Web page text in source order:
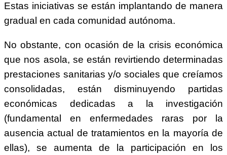
Estas iniciativas se están implantando de manera
gradual en cada comunidad autónoma.
No obstante, con ocasión de la crisis económica
que nos asola, se están revirtiendo determinadas
prestaciones sanitarias y/o sociales que creíamos
consolidadas, están disminuyendo partidas
económicas dedicadas a la investigación
(fundamental en enfermedades raras por la
ausencia actual de tratamientos en la mayoría de
ellas), se aumenta de la participación en los